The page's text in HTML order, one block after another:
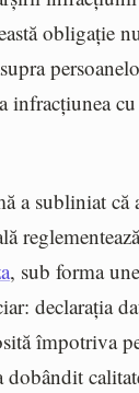
obligație
infracțiunea
a subliniat
, sub forma
declarația
împotriva
dobândit